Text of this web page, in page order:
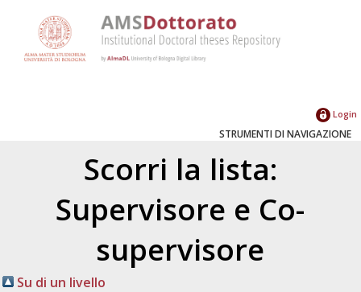
Login
STRUMENTI DI NAVIGAZIONE
Scorri la lista:
Supervisore e Co-
supervisore
Su di un livello